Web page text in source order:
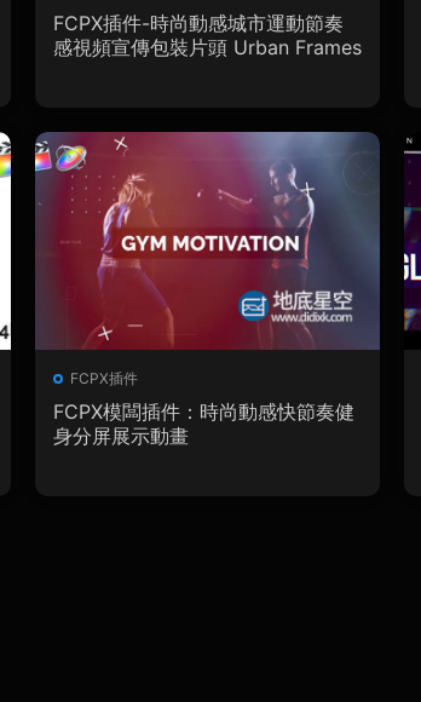
FCPX插件-時尚動感城市運動節奏
感視頻宣傳包裝片頭 Urban Frames
FCPX插件
FCPX模闆插件：時尚動感快節奏健
身分屏展示動畫